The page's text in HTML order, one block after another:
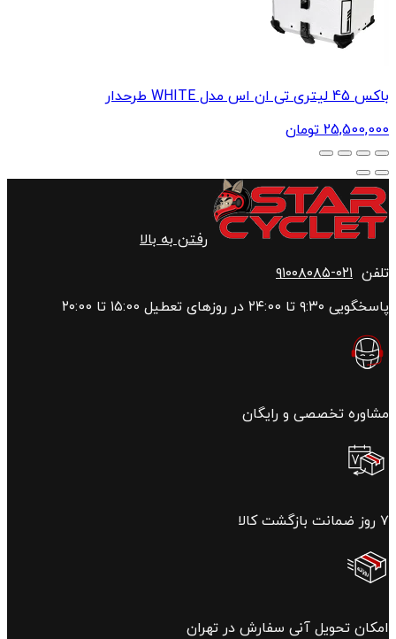
باکس 45 لیتری تی ان اس مدل WHITE طرحدار
25,500,000 تومان
رفتن به بالا
تلفن ۰۲۱-۹۱۰۰۸۰۸۵
پاسخگویی ۹:۳۰ تا ۲۴:00 در روزهای تعطیل ۱۵:00 تا ۲۰:00
مشاوره تخصصی و رایگان
۷ روز ضمانت بازگشت کالا
امکان تحویل آنی سفارش در تهران